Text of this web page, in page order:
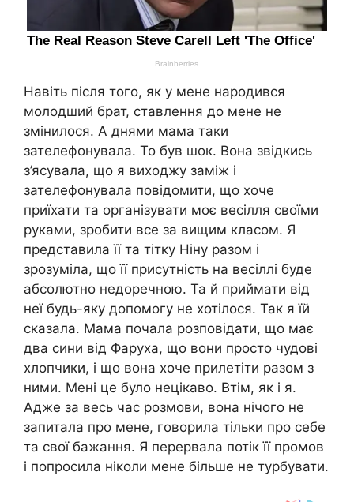
Навіть після того, як у мене народився
молодший брат, ставлення до мене не
змінилося. А днями мама таки
зателефонувала. То був шок. Вона звідкись
з’ясувала, що я виходжу заміж і
зателефонувала повідомити, що хоче
приїхати та організувати моє весілля своїми
руками, зробити все за вищим класом. Я
представила її та тітку Ніну разом і
зрозуміла, що її присутність на весіллі буде
абсолютно недоречною. Та й приймати від
неї будь-яку допомогу не хотілося. Так я їй
сказала. Мама почала розповідати, що має
два сини від Фаруха, що вони просто чудові
хлопчики, і що вона хоче прилетіти разом з
ними. Мені це було нецікаво. Втім, як і я.
Адже за весь час розмови, вона нічого не
запитала про мене, говорила тільки про себе
та свої бажання. Я перервала потік її промов
і попросила ніколи мене більше не турбувати.